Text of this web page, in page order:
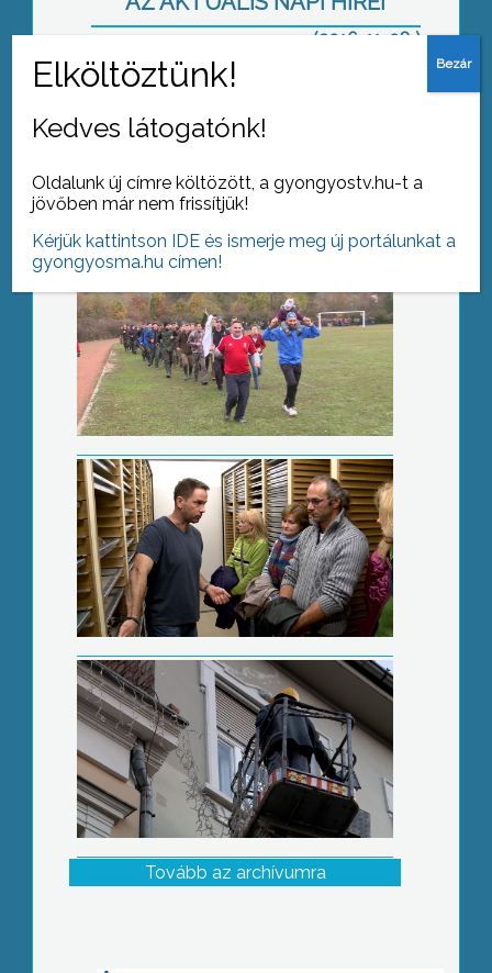
(2016-11-08 )
Együtt futottak
Nyitott múzeum
Adventi készülődés
Tovább az archívumra
Kedves látogatónk!
Oldalunk új címre költözött, a gyongyostv.hu-t a
jövőben már nem frissítjük!
Kérjük kattintson IDE és ismerje meg új portálunkat a
gyongyosma.hu címen!